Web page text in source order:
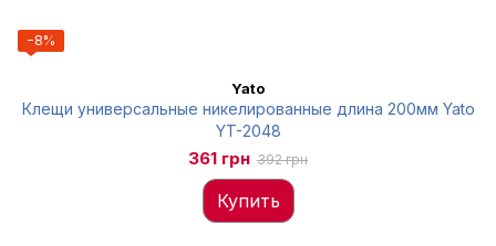
−8%
Yato
Клещи универсальные никелированные длина 200мм Yato
YT-2048
361 грн 392 грн
Купить